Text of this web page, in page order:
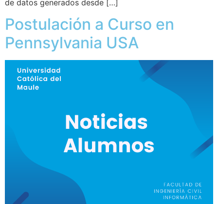
de datos generados desde […]
Postulación a Curso en
Pennsylvania USA